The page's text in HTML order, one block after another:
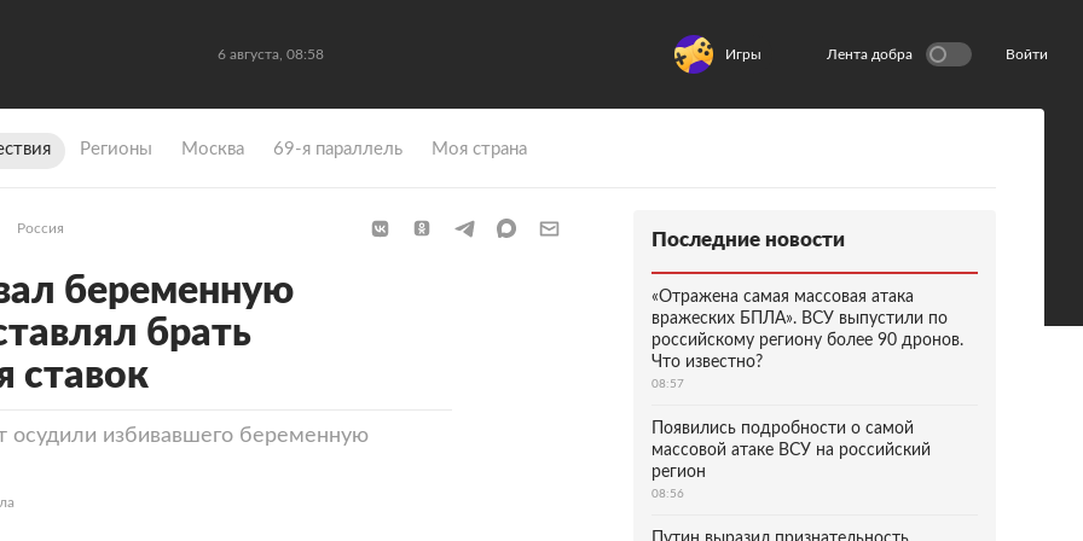
6 августа, 08:58 Игры Лента добра Войти
Регионы Москва 69-я параллель Моя страна
Россия
беременную
брать
ставок
осудили избивавшего беременную
Последние новости
«Отражена самая массовая атака
вражеских БПЛА». ВСУ выпустили по
российскому региону более 90 дронов.
Что известно?
08:57
Появились подробности о самой
массовой атаке ВСУ на российский
регион
08:56